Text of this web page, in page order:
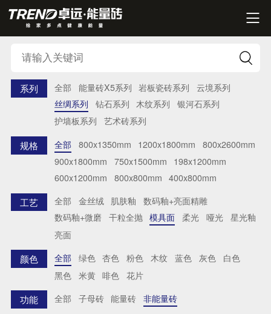


系列 全部 能量砖X5系列 岩板瓷砖系列
云境系列
丝绸系列
钻石系列 木纹系列
银河石系列
护墙板系列
艺术砖系列
规格 全部 800x1350mm 1200x1800mm
800x2600mm
900x1800mm
750x1500mm
198x1200mm
600x1200mm
800x800mm 400x800mm
工艺 全部 金丝绒 肌肤釉
数码釉+亮面精雕
数码釉+微磨
干粒全抛 模具面 柔光 哑光
星光釉
亮面
颜色 全部 绿色 杏色 粉色 木纹 蓝色 灰色
白色
黑色
米黄 啡色 花片
功能 全部 子母砖 能量砖 非能量砖